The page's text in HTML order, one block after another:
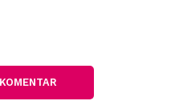
di sebuah agensi iklan
empat hari kemudian
bagian dari video